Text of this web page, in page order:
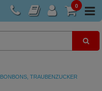
0
BONBONS, TRAUBENZUCKER